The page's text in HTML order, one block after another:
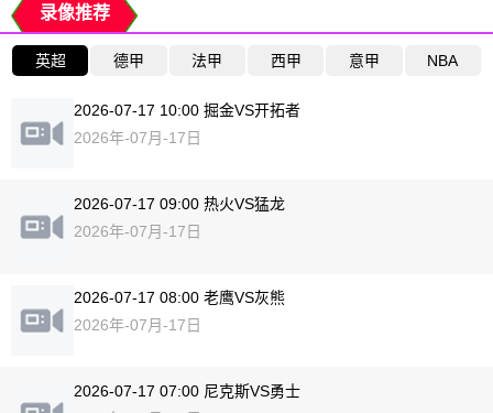
录像推荐
英超 德甲 法甲 西甲 意甲 NBA
2026-07-17 10:00 掘金VS开拓者
2026年-07月-17日
2026-07-17 09:00 热火VS猛龙
2026年-07月-17日
2026-07-17 08:00 老鹰VS灰熊
2026年-07月-17日
2026-07-17 07:00 尼克斯VS勇士